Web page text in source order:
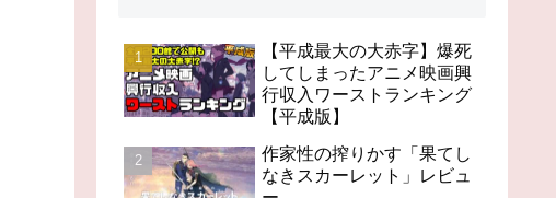
【平成最大の大赤字】爆死
してしまったアニメ映画興
行収入ワーストランキング
【平成版】
作家性の搾りかす「果てし
なきスカーレット」レビュ